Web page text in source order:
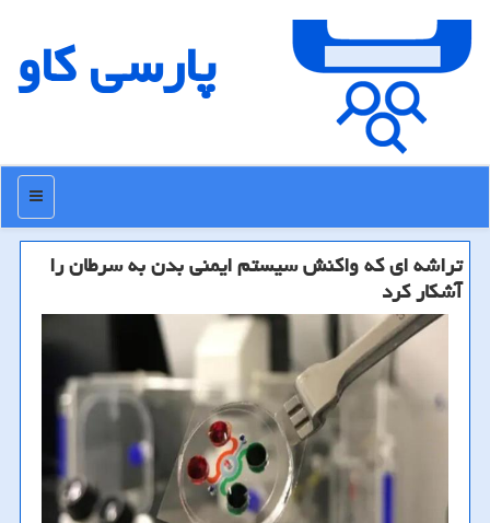
پارسی كاو
منو
تراشه ای که واکنش سیستم ایمنی بدن به سرطان را
آشکار کرد